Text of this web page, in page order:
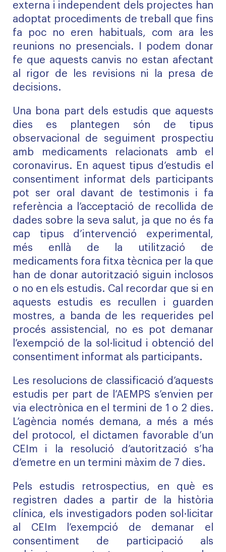
externa i independent dels projectes han
adoptat procediments de treball que fins
fa poc no eren habituals, com ara les
reunions no presencials. I podem donar
fe que aquests canvis no estan afectant
al rigor de les revisions ni la presa de
decisions.
Una bona part dels estudis que aquests
dies es plantegen són de tipus
observacional de seguiment prospectiu
amb medicaments relacionats amb el
coronavirus. En aquest tipus d’estudis el
consentiment informat dels participants
pot ser oral davant de testimonis i fa
referència a l’acceptació de recollida de
dades sobre la seva salut, ja que no és fa
cap tipus d’intervenció experimental,
més enllà de la utilització de
medicaments fora fitxa tècnica per la que
han de donar autorització siguin inclosos
o no en els estudis. Cal recordar que si en
aquests estudis es recullen i guarden
mostres, a banda de les requerides pel
procés assistencial, no es pot demanar
l’exempció de la sol·licitud i obtenció del
consentiment informat als participants.
Les resolucions de classificació d’aquests
estudis per part de l’AEMPS s’envien per
via electrònica en el termini de 1 o 2 dies.
L’agència només demana, a més a més
del protocol, el dictamen favorable d’un
CEIm i la resolució d’autorització s’ha
d’emetre en un termini màxim de 7 dies.
Pels estudis retrospectius, en què es
registren dades a partir de la història
clínica, els investigadors poden sol·licitar
al CEIm l’exempció de demanar el
consentiment de participació als